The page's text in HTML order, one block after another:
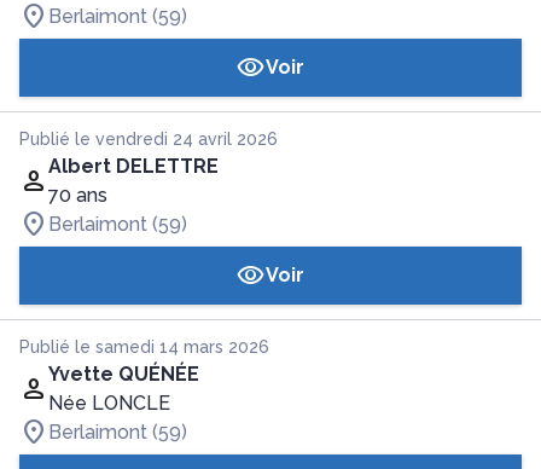
Berlaimont (59)
Voir
Publié le vendredi 24 avril 2026
Albert DELETTRE
70 ans
Berlaimont (59)
Voir
Publié le samedi 14 mars 2026
Yvette QUÉNÉE
Née LONCLE
Berlaimont (59)